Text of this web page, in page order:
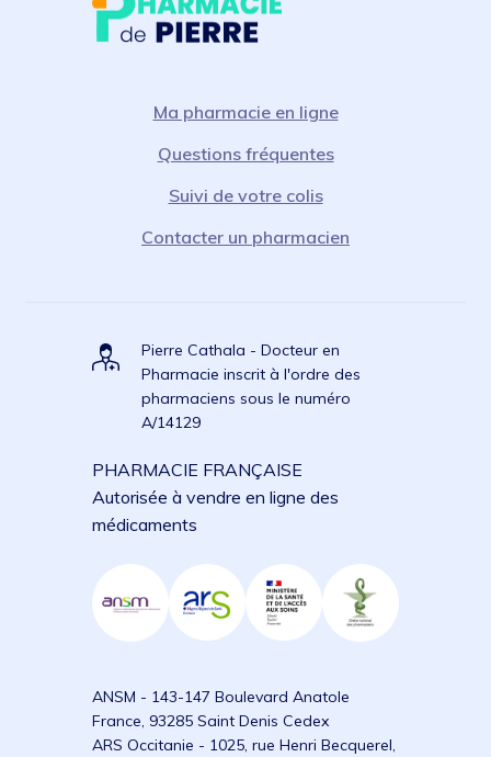
Ma pharmacie en ligne
Questions fréquentes
Suivi de votre colis
Contacter un pharmacien
Pierre Cathala - Docteur en
Pharmacie inscrit à l'ordre des
pharmaciens sous le numéro
A/14129
PHARMACIE FRANÇAISE
Autorisée à vendre en ligne des
médicaments
ANSM - 143-147 Boulevard Anatole
France, 93285 Saint Denis Cedex
ARS Occitanie - 1025, rue Henri Becquerel,